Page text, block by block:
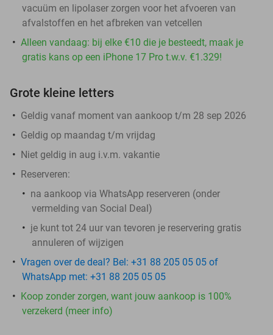
vacuüm en lipolaser zorgen voor het afvoeren van
afvalstoffen en het afbreken van vetcellen
Alleen vandaag: bij elke €10 die je besteedt, maak je
gratis kans op een iPhone 17 Pro t.w.v. €1.329!
Grote kleine letters
Geldig vanaf moment van aankoop t/m 28 sep 2026
Geldig op maandag t/m vrijdag
Niet geldig in aug i.v.m. vakantie
Reserveren:
na aankoop via WhatsApp reserveren (onder
vermelding van Social Deal)
je kunt tot 24 uur van tevoren je reservering gratis
annuleren of wijzigen
Vragen over de deal? Bel: +31 88 205 05 05 of
WhatsApp met: +31 88 205 05 05
Koop zonder zorgen, want jouw aankoop is 100%
verzekerd (meer info)